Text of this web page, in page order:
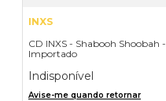
INXS
CD INXS - Shabooh Shoobah -
Importado
Indisponível
Avise-me quando retornar